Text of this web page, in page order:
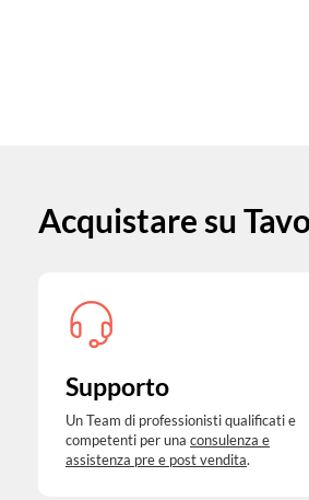
Acquistare su
Supporto
Un Team di professionisti qualificati e
competenti per una consulenza e
assistenza pre e post vendita.